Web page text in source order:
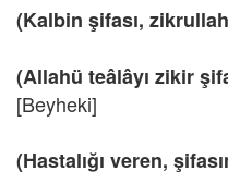
(Kalbin şifası,
(Allahü teâlâyı zikir
[Beyheki]
(Hastalığı veren,